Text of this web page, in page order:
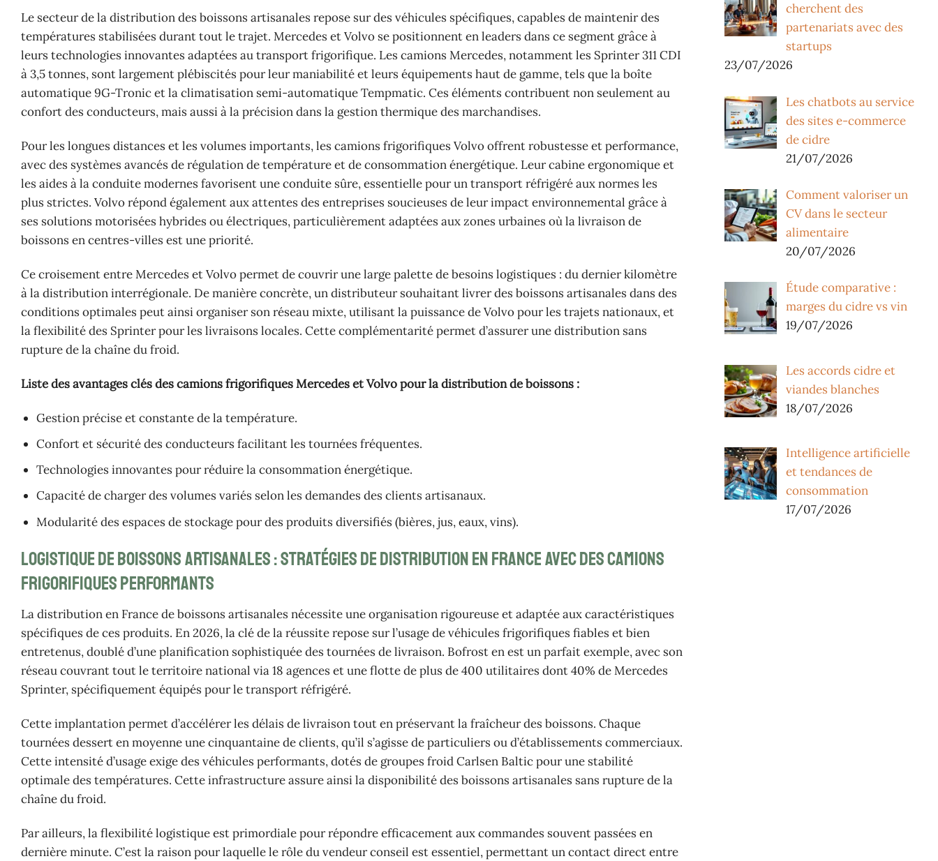
Le secteur de la distribution des boissons artisanales repose sur des véhicules spécifiques, capables de maintenir des
températures stabilisées durant tout le trajet. Mercedes et Volvo se positionnent en leaders dans ce segment grâce à
leurs technologies innovantes adaptées au transport frigorifique. Les camions Mercedes, notamment les Sprinter 311 CDI
à 3,5 tonnes, sont largement plébiscités pour leur maniabilité et leurs équipements haut de gamme, tels que la boîte
automatique 9G-Tronic et la climatisation semi-automatique Tempmatic. Ces éléments contribuent non seulement au
confort des conducteurs, mais aussi à la précision dans la gestion thermique des marchandises.
Pour les longues distances et les volumes importants, les camions frigorifiques Volvo offrent robustesse et performance,
avec des systèmes avancés de régulation de température et de consommation énergétique. Leur cabine ergonomique et
les aides à la conduite modernes favorisent une conduite sûre, essentielle pour un transport réfrigéré aux normes les
plus strictes. Volvo répond également aux attentes des entreprises soucieuses de leur impact environnemental grâce à
ses solutions motorisées hybrides ou électriques, particulièrement adaptées aux zones urbaines où la livraison de
boissons en centres-villes est une priorité.
Ce croisement entre Mercedes et Volvo permet de couvrir une large palette de besoins logistiques : du dernier kilomètre
à la distribution interrégionale. De manière concrète, un distributeur souhaitant livrer des boissons artisanales dans des
conditions optimales peut ainsi organiser son réseau mixte, utilisant la puissance de Volvo pour les trajets nationaux, et
la flexibilité des Sprinter pour les livraisons locales. Cette complémentarité permet d’assurer une distribution sans
rupture de la chaîne du froid.
Liste des avantages clés des camions frigorifiques Mercedes et Volvo pour la distribution de boissons :
Gestion précise et constante de la température.
Confort et sécurité des conducteurs facilitant les tournées fréquentes.
Technologies innovantes pour réduire la consommation énergétique.
Capacité de charger des volumes variés selon les demandes des clients artisanaux.
Modularité des espaces de stockage pour des produits diversifiés (bières, jus, eaux, vins).
Logistique de boissons artisanales : stratégies de distribution en France avec des camions
frigorifiques performants
La distribution en France de boissons artisanales nécessite une organisation rigoureuse et adaptée aux caractéristiques
spécifiques de ces produits. En 2026, la clé de la réussite repose sur l’usage de véhicules frigorifiques fiables et bien
entretenus, doublé d’une planification sophistiquée des tournées de livraison. Bofrost en est un parfait exemple, avec son
réseau couvrant tout le territoire national via 18 agences et une flotte de plus de 400 utilitaires dont 40% de Mercedes
Sprinter, spécifiquement équipés pour le transport réfrigéré.
Cette implantation permet d’accélérer les délais de livraison tout en préservant la fraîcheur des boissons. Chaque
tournées dessert en moyenne une cinquantaine de clients, qu’il s’agisse de particuliers ou d’établissements commerciaux.
Cette intensité d’usage exige des véhicules performants, dotés de groupes froid Carlsen Baltic pour une stabilité
optimale des températures. Cette infrastructure assure ainsi la disponibilité des boissons artisanales sans rupture de la
chaîne du froid.
Par ailleurs, la flexibilité logistique est primordiale pour répondre efficacement aux commandes souvent passées en
dernière minute. C’est la raison pour laquelle le rôle du vendeur conseil est essentiel, permettant un contact direct entre
cherchent des
partenariats avec des
startups
23/07/2026
Les chatbots au service
des sites e-commerce
de cidre
21/07/2026
Comment valoriser un
CV dans le secteur
alimentaire
20/07/2026
Étude comparative :
marges du cidre vs vin
19/07/2026
Les accords cidre et
viandes blanches
18/07/2026
Intelligence artificielle
et tendances de
consommation
17/07/2026